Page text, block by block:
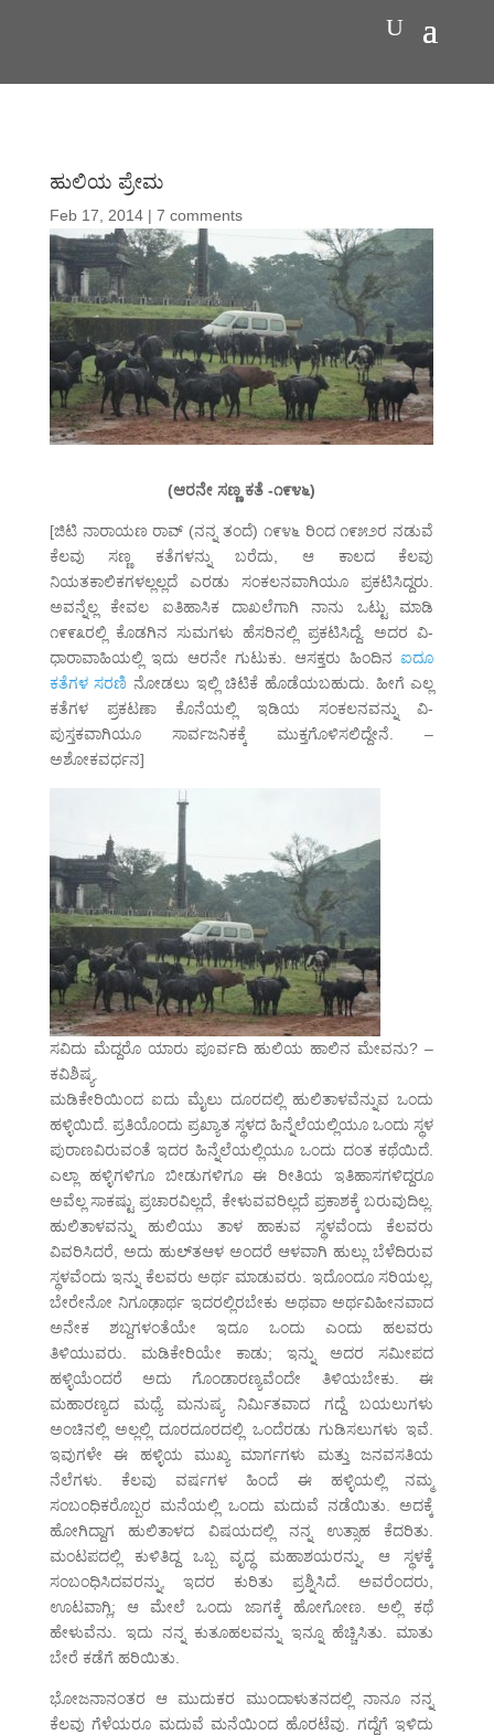
ಹುಲಿಯ ಪ್ರೇಮ
Feb 17, 2014| 7 comments
(ಆರನೇ ಸಣ್ಣ ಕತೆ -೧೯೪೬)
[ಜಿಟಿ ನಾರಾಯಣ ರಾವ್ (ನನ್ನ ತಂದೆ) ೧೯೪೬ ರಿಂದ ೧೯೫೨ರ ನಡುವೆ
ಕೆಲವು ಸಣ್ಣ ಕತೆಗಳನ್ನು ಬರೆದು, ಆ ಕಾಲದ ಕೆಲವು
ನಿಯತಕಾಲಿಕಗಳಲ್ಲಲ್ಲದೆ ಎರಡು ಸಂಕಲನವಾಗಿಯೂ ಪ್ರಕಟಿಸಿದ್ದರು.
ಅವನ್ನೆಲ್ಲ ಕೇವಲ ಐತಿಹಾಸಿಕ ದಾಖಲೆಗಾಗಿ ನಾನು ಒಟ್ಟು ಮಾಡಿ
೧೯೯೩ರಲ್ಲಿ ಕೊಡಗಿನ ಸುಮಗಳು ಹೆಸರಿನಲ್ಲಿ ಪ್ರಕಟಿಸಿದ್ದೆ. ಅದರ ವಿ-
ಧಾರಾವಾಹಿಯಲ್ಲಿ ಇದು ಆರನೇ ಗುಟುಕು. ಆಸಕ್ತರು ಹಿಂದಿನಐದೂ
ಕತೆಗಳ ಸರಣಿ ನೋಡಲು ಇಲ್ಲಿ ಚಿಟಿಕೆ ಹೊಡೆಯಬಹುದು. ಹೀಗೆ ಎಲ್ಲ
ಕತೆಗಳ ಪ್ರಕಟಣಾ ಕೊನೆಯಲ್ಲಿ ಇಡಿಯ ಸಂಕಲನವನ್ನು ವಿ-
ಪುಸ್ತಕವಾಗಿಯೂ ಸಾರ್ವಜನಿಕಕ್ಕೆ ಮುಕ್ತಗೊಳಿಸಲಿದ್ದೇನೆ. –
ಅಶೋಕವರ್ಧನ]
ಸವಿದು ಮೆದ್ದರೊ ಯಾರು ಪೂರ್ವದಿ ಹುಲಿಯ ಹಾಲಿನ ಮೇವನು? –
ಕವಿಶಿಷ್ಯ.
ಮಡಿಕೇರಿಯಿಂದ ಐದು ಮೈಲು ದೂರದಲ್ಲಿ ಹುಲಿತಾಳವೆನ್ನುವ ಒಂದು
ಹಳ್ಳಿಯಿದೆ. ಪ್ರತಿಯೊಂದು ಪ್ರಖ್ಯಾತ ಸ್ಥಳದ ಹಿನ್ನೆಲೆಯಲ್ಲಿಯೂ ಒಂದು ಸ್ಥಳ
ಪುರಾಣವಿರುವಂತೆ ಇದರ ಹಿನ್ನೆಲೆಯಲ್ಲಿಯೂ ಒಂದು ದಂತ ಕಥೆಯಿದೆ.
ಎಲ್ಲಾ ಹಳ್ಳಿಗಳಿಗೂ ಬೀಡುಗಳಿಗೂ ಈ ರೀತಿಯ ಇತಿಹಾಸಗಳಿದ್ದರೂ
ಅವೆಲ್ಲ ಸಾಕಷ್ಟು ಪ್ರಚಾರವಿಲ್ಲದೆ, ಕೇಳುವವರಿಲ್ಲದೆ ಪ್ರಕಾಶಕ್ಕೆ ಬರುವುದಿಲ್ಲ.
ಹುಲಿತಾಳವನ್ನು ಹುಲಿಯು ತಾಳ ಹಾಕುವ ಸ್ಥಳವೆಂದು ಕೆಲವರು
ವಿವರಿಸಿದರೆ, ಅದು ಹುಲ್‌ತಆಳ ಅಂದರೆ ಆಳವಾಗಿ ಹುಲ್ಲು ಬೆಳೆದಿರುವ
ಸ್ಥಳವೆಂದು ಇನ್ನು ಕೆಲವರು ಅರ್ಥ ಮಾಡುವರು. ಇದೊಂದೂ ಸರಿಯಲ್ಲ,
ಬೇರೇನೋ ನಿಗೂಢಾರ್ಥ ಇದರಲ್ಲಿರಬೇಕು ಅಥವಾ ಅರ್ಥವಿಹೀನವಾದ
ಅನೇಕ ಶಬ್ದಗಳಂತೆಯೇ ಇದೂ ಒಂದು ಎಂದು ಹಲವರು
ತಿಳಿಯುವರು. ಮಡಿಕೇರಿಯೇ ಕಾಡು; ಇನ್ನು ಅದರ ಸಮೀಪದ
ಹಳ್ಳಿಯೆಂದರೆ ಅದು ಗೊಂಡಾರಣ್ಯವೆಂದೇ ತಿಳಿಯಬೇಕು. ಈ
ಮಹಾರಣ್ಯದ ಮಧ್ಯೆ ಮನುಷ್ಯ ನಿರ್ಮಿತವಾದ ಗದ್ದೆ ಬಯಲುಗಳು
ಅಂಚಿನಲ್ಲಿ ಅಲ್ಲಲ್ಲಿ ದೂರದೂರದಲ್ಲಿ ಒಂದೆರಡು ಗುಡಿಸಲುಗಳು ಇವೆ.
ಇವುಗಳೇ ಈ ಹಳ್ಳಿಯ ಮುಖ್ಯ ಮಾರ್ಗಗಳು ಮತ್ತು ಜನವಸತಿಯ
ನೆಲೆಗಳು. ಕೆಲವು ವರ್ಷಗಳ ಹಿಂದೆ ಈ ಹಳ್ಳಿಯಲ್ಲಿ ನಮ್ಮ
ಸಂಬಂಧಿಕರೊಬ್ಬರ ಮನೆಯಲ್ಲಿ ಒಂದು ಮದುವೆ ನಡೆಯಿತು. ಅದಕ್ಕೆ
ಹೋಗಿದ್ದಾಗ ಹುಲಿತಾಳದ ವಿಷಯದಲ್ಲಿ ನನ್ನ ಉತ್ಸಾಹ ಕೆದರಿತು.
ಮಂಟಪದಲ್ಲಿ ಕುಳಿತಿದ್ದ ಒಬ್ಬ ವೃದ್ಧ ಮಹಾಶಯರನ್ನು, ಆ ಸ್ಥಳಕ್ಕೆ
ಸಂಬಂಧಿಸಿದವರನ್ನು, ಇದರ ಕುರಿತು ಪ್ರಶ್ನಿಸಿದೆ. ಅವರೆಂದರು,
ಊಟವಾಗ್ಲಿ; ಆ ಮೇಲೆ ಒಂದು ಜಾಗಕ್ಕೆ ಹೋಗೋಣ. ಅಲ್ಲಿ ಕಥೆ
ಹೇಳುವೆನು. ಇದು ನನ್ನ ಕುತೂಹಲವನ್ನು ಇನ್ನೂ ಹೆಚ್ಚಿಸಿತು. ಮಾತು
ಬೇರೆ ಕಡೆಗೆ ಹರಿಯಿತು.
ಭೋಜನಾನಂತರ ಆ ಮುದುಕರ ಮುಂದಾಳುತನದಲ್ಲಿ ನಾನೂ ನನ್ನ
ಕೆಲವು ಗೆಳೆಯರೂ ಮದುವೆ ಮನೆಯಿಂದ ಹೊರಟೆವು. ಗದ್ದೆಗೆ ಇಳಿದು